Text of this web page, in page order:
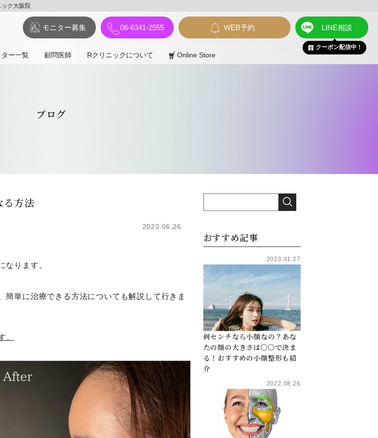
ク大阪院
モニター募集 06-6341-2555 WEB予約 LINE相談
クーポン配信中！
ター一覧 顧問医師 Rクリニックについて Online Store
ブログ
る方法
2023.06.26
なります。
単に治療できる方法についても解説して行きま
。
おすすめ記事
2023.01.27
何センチなら小顔なの？あな
たの顔の大きさは〇〇で決ま
る！おすすめの小顔整形も紹
介
2022.08.26